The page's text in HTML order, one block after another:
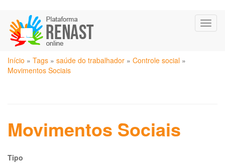
para
conteúdo
principal
Você
está
Início » Tags » saúde do trabalhador » Controle social »
Movimentos Sociais
Movimentos Sociais
Tipo